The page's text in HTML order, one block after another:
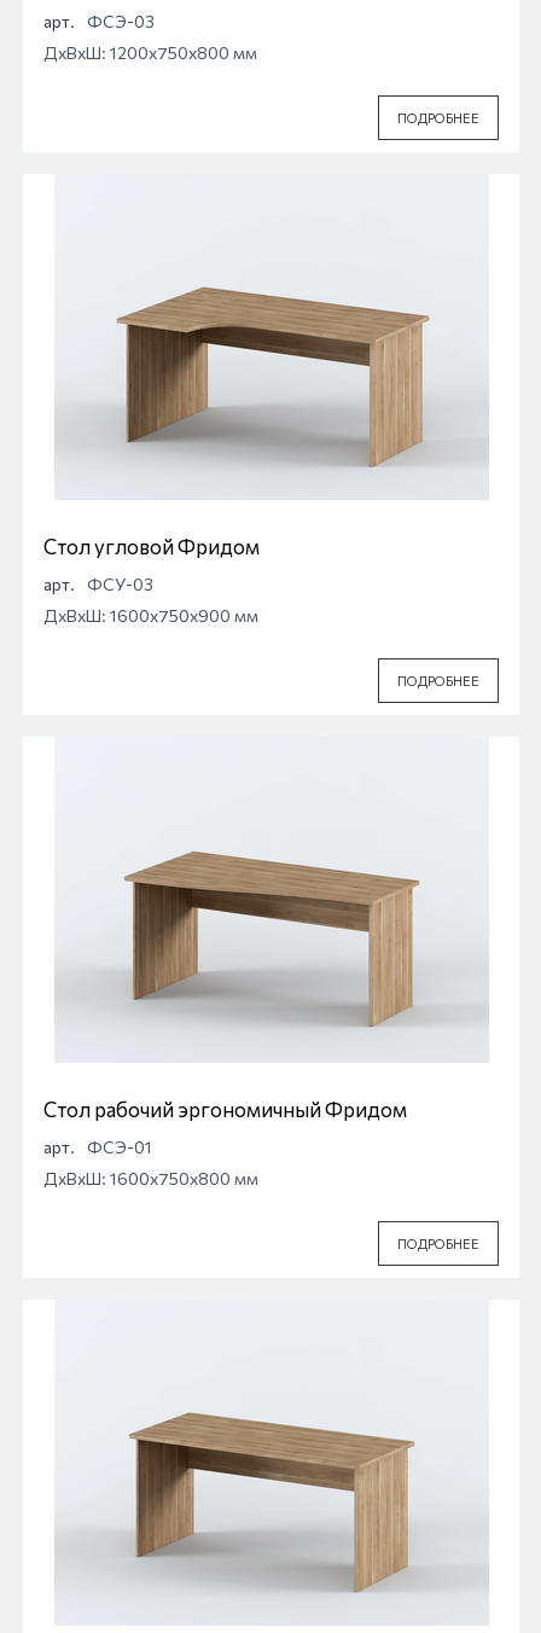
арт.
ФСЭ-03
ДхВхШ: 1200x750x800 мм
ПОДРОБНЕЕ
Стол угловой Фридом
арт.
ФСУ-03
ДхВхШ: 1600x750x900 мм
ПОДРОБНЕЕ
Стол рабочий эргономичный Фридом
арт.
ФСЭ-01
ДхВхШ: 1600x750x800 мм
ПОДРОБНЕЕ